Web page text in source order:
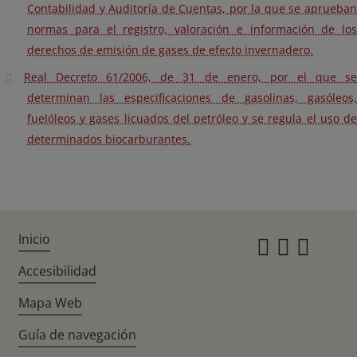
Contabilidad y Auditoría de Cuentas, por la que se aprueban
normas para el registro, valoración e información de los
derechos de emisión de gases de efecto invernadero.
Real Decreto 61/2006, de 31 de enero, por el que se
determinan las especificaciones de gasolinas, gasóleos,
fuelóleos y gases licuados del petróleo y se regula el uso de
determinados biocarburantes.
Inicio
Accesibilidad
Mapa Web
Guía de navegación